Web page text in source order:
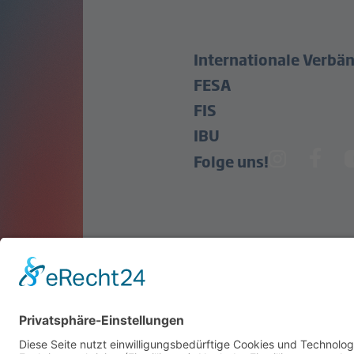
Internationale
FESA
FIS
IBU
Folge uns!